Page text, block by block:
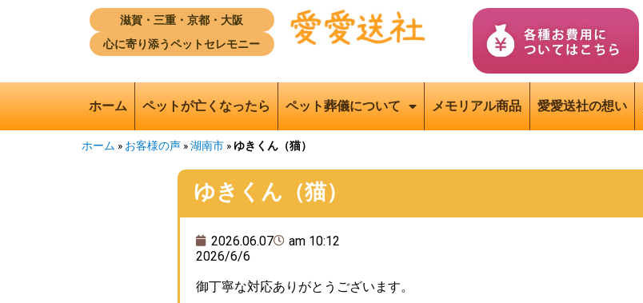
滋賀・三重・京都・大阪
心に寄り添うペットセレモニー
ホーム ペットが亡くなったら ペット葬儀について メモリアル商品 愛愛送社の想い
ホーム » お客様の声 »湖南市 » ゆきくん（猫）
ゆきくん（猫）
2026.06.07
am 10:12
2026/6/6
御丁寧な対応ありがとうございます。